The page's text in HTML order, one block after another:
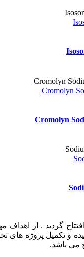
درمانگاه دامپزشکی دامپزشکان
و تکمیل پروژه
می باشد.